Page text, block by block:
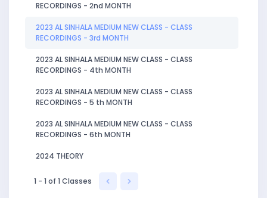
RECORDINGS - 2nd MONTH
2023 AL SINHALA MEDIUM NEW CLASS - CLASS
RECORDINGS - 3rd MONTH
2023 AL SINHALA MEDIUM NEW CLASS - CLASS
RECORDINGS - 4th MONTH
2023 AL SINHALA MEDIUM NEW CLASS - CLASS
RECORDINGS - 5 th MONTH
2023 AL SINHALA MEDIUM NEW CLASS - CLASS
RECORDINGS - 6th MONTH
2024 THEORY
1 - 1 of 1 Classes